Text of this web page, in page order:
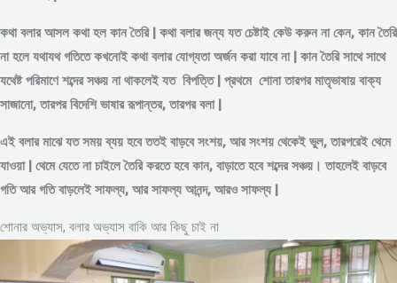
কথা বলার আসল কথা হল কান তৈরি | কথা বলার জন্য যত চেষ্টাই কেউ করুন না কেন, কান তৈরি
না হলে যথাযথ গতিতে কখনোই কথা বলার যোগ্যতা অর্জন করা যাবে না | কান তৈরি সাথে সাথে
যথেষ্ট পরিমাণেশব্দেরসঞ্চয় না থাকলেই যত বিপত্তি | প্রথমে শোনা তারপর মাতৃভাষায় বাক্য
সাজানো, তারপর বিদেশি ভাষার রূপান্তর, তারপর বলা |
এই বলার মাঝে যত সময় ব্যয় হবে ততই বাড়বে সংশয়, আর সংশয় থেকেই ভুল, তারপরেই থেমে
যাওয়া | থেমে যেতে না চাইলে তৈরি করতে হবে কান, বাড়াতে হবে শব্দের সঞ্চয়। তাহলেই বাড়বে
গতি আর গতি বাড়লেই সাফল্য, আর সাফল্য আনন্দ, আরও সাফল্য |
শোনার অভ্যাস, বলার অভ্যাস বাকি আর কিছু চাই না